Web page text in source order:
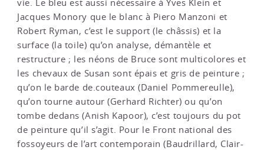
vie. Le bleu est aussi nécessaire à Yves Klein et
Jacques Monory que le blanc à Piero Manzoni et
Robert Ryman, c’est le support (le châssis) et la
surface (la toile) qu’on analyse, démantèle et
restructure ; les néons de Bruce sont multicolores et
les chevaux de Susan sont épais et gris de peinture ;
qu’on le barde de.couteaux (Daniel Pommereulle),
qu’on tourne autour (Gerhard Richter) ou qu’on
tombe dedans (Anish Kapoor), c’est toujours du pot
de peinture qu’il s’agit. Pour le Front national des
fossoyeurs de l’art contemporain (Baudrillard, Clair-